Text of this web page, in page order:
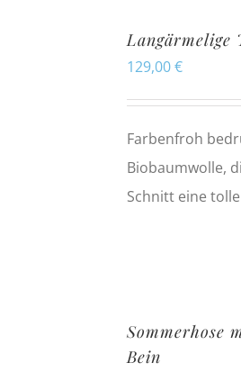
Langärmelige
129,00€
Farbenfroh
Biobaumwolle,
Schnitt eine
Sommerhose
Bein